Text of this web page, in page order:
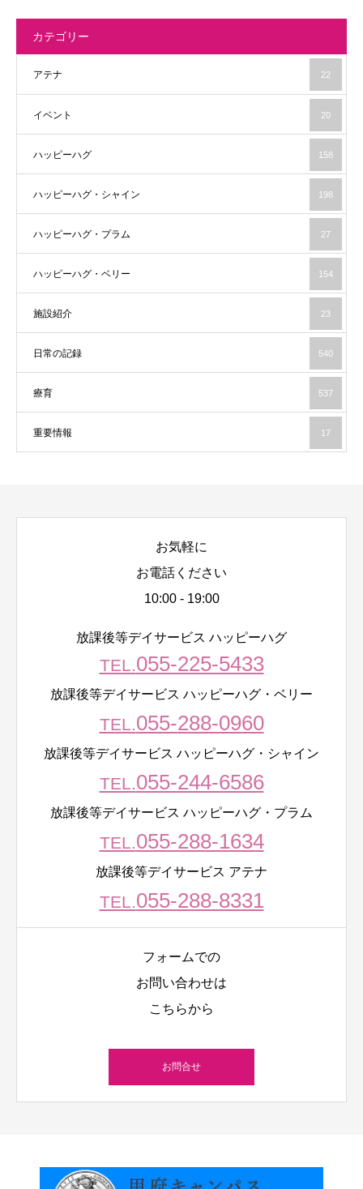
カテゴリー
アテナ 22
イベント 20
ハッピーハグ 158
ハッピーハグ・シャイン 198
ハッピーハグ・プラム 27
ハッピーハグ・ベリー 154
施設紹介 23
日常の記録 540
療育 537
重要情報 17
お気軽に
お電話ください
10:00 - 19:00
放課後等デイサービス ハッピーハグ
TEL.055-225-5433
放課後等デイサービス ハッピーハグ・ベリー
TEL.055-288-0960
放課後等デイサービス ハッピーハグ・シャイン
TEL.055-244-6586
放課後等デイサービス ハッピーハグ・プラム
TEL.055-288-1634
放課後等デイサービス アテナ
TEL.055-288-8331
フォームでの
お問い合わせは
こちらから
お問合せ